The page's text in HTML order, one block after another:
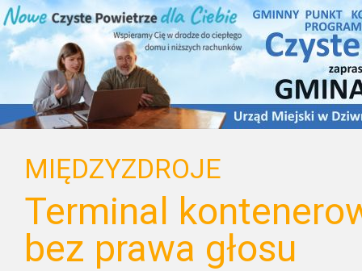
MIĘDZYZDROJE
Terminal
bez prawa głosu